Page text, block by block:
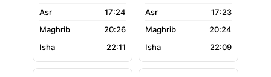
17:24
20:26
22:11
17:23
20:24
22:09